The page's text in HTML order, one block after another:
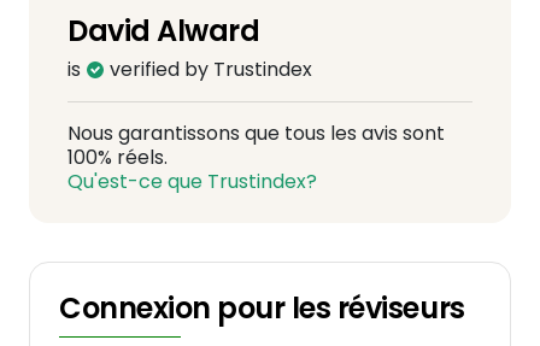
David Alward
is verified by Trustindex
Nous garantissons que tous les avis sont
100% réels.
Qu'est-ce que Trustindex?
Connexion pour les réviseurs